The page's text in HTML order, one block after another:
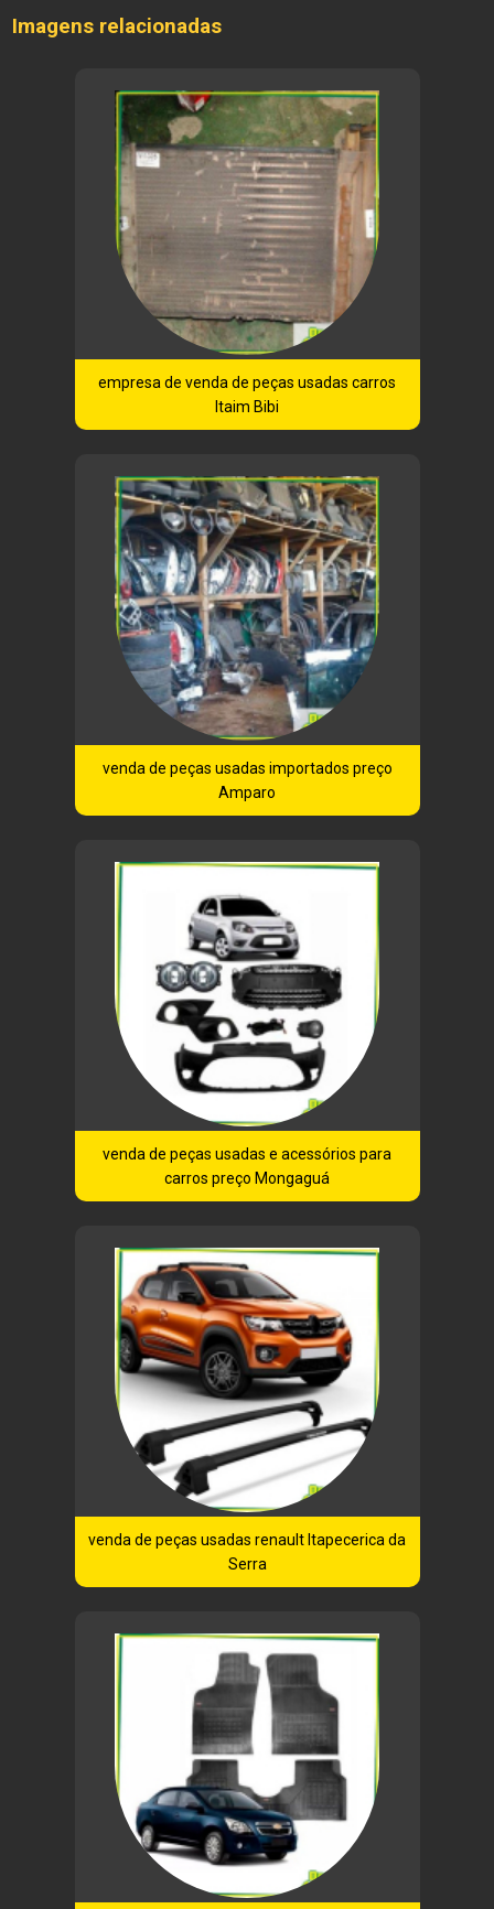
Imagens relacionadas
empresa de venda de peças usadas carros
Itaim Bibi
venda de peças usadas importados preço
Amparo
venda de peças usadas e acessórios para
carros preço Mongaguá
venda de peças usadas renault Itapecerica da
Serra